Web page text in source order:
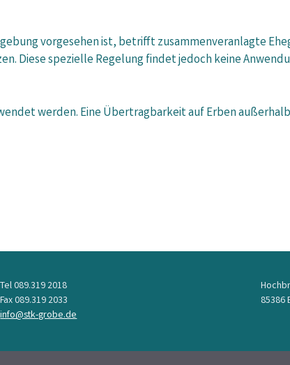
vorgesehen ist, betrifft zusammenveranlagte
Diese spezielle Regelung findet jedoch keine
werden. Eine Übertragbarkeit auf Erben
Tel 089.319 2018
Fax 089.319 2033
info@stk-grobe.de
85386